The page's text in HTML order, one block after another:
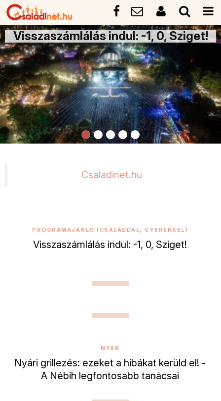
Visszaszámlálás indul: -1, 0, Sziget!
Csaladinet.hu
PROGRAMAJÁNLÓ (CSALÁDDAL, GYEREKKEL)
Visszaszámlálás indul: -1, 0, Sziget!
NYÁR
Nyári grillezés: ezeket a hibákat kerüld el! -
A Nébih legfontosabb tanácsai